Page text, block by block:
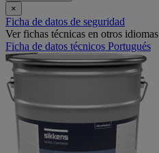
×
Ficha de datos de seguridad
Ver fichas técnicas en otros idiomas
Ficha de datos técnicos Portugués